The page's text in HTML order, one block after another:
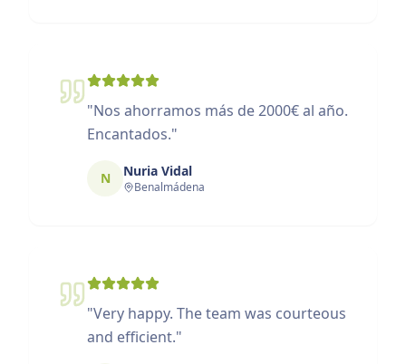
"Nos ahorramos más de 2000€ al año.
Encantados."
N Nuria Vidal
Benalmádena
"Very happy. The team was courteous
and efficient."